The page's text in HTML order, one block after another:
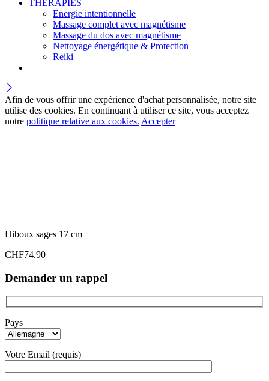
THERAPIES
Energie intentionnelle
Massage complet avec magnétisme
Massage du dos avec magnétisme
Nettoyage énergétique & Protection
Reiki
Afin de vous offrir une expérience d'achat personnalisée, notre site
utilise des cookies. En continuant à utiliser ce site, vous acceptez
notre politique relative aux cookies. Accepter
Hiboux sages 17 cm
CHF74.90
Demander un rappel
Pays
Votre Email (requis)